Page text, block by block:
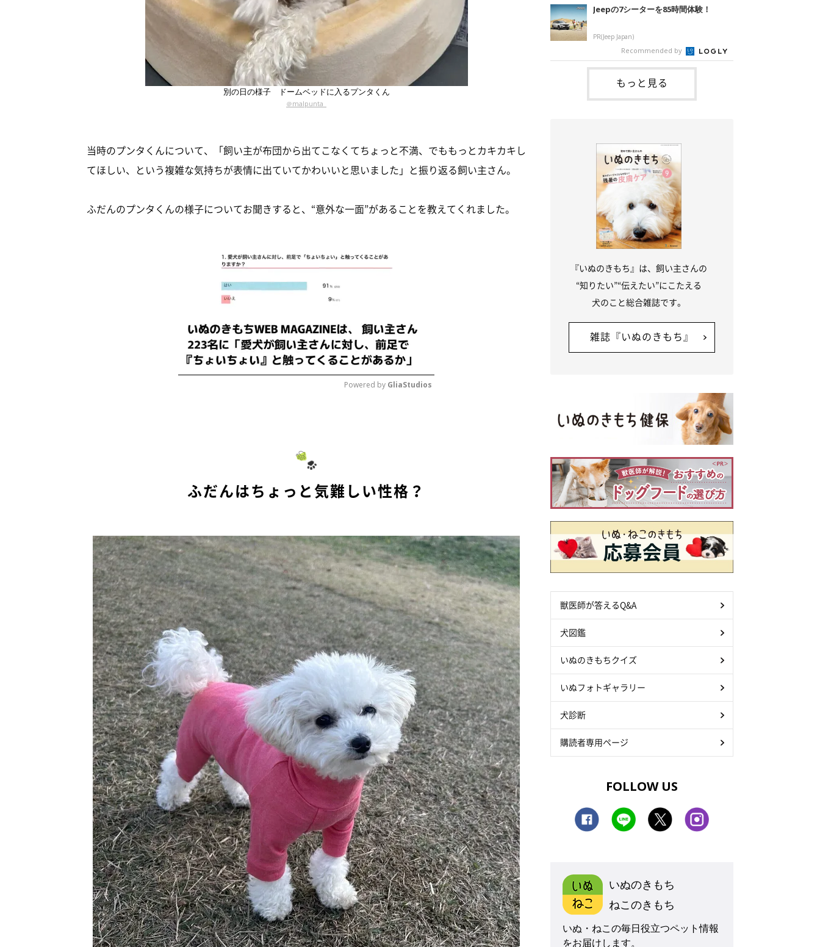
別の日の様子 ドームベッドに入るプンタくん
＠malpunta_
当時のプンタくんについて、「飼い主が布団から出てこなくてちょっと不満、でももっとカキカキし
てほしい、という複雑な気持ちが表情に出ていてかわいいと思いました」と振り返る飼い主さん。
ふだんのプンタくんの様子についてお聞きすると、“意外な一面”があることを教えてくれました。
Powered by GliaStudios
ふだんはちょっと気難しい性格？
真ギャラリーーー夏に愛犬の活動量が減る
としてどのようなこ
と不安になることもあります。今回は、犬
が急に走り回る理由や見極め方などについ
先生に伺いました。犬が急に走り回るのは
よくある行動？いぬのきもち投稿写真ギャ
ラリー犬が突然走り回る行動は、必ずしも
珍しいものではないと考えられています。
体にたまったエ
はありませんか？ 何度もチラチラ見られ
ると、「何か気になることがあるの？」
ことがあるかもしれません。愛犬が歩きな
がら飼い主さんを振り返るしぐさには、ど
んな気持ちが隠れているのでしょうか。今
回は、犬が散歩中に飼い主さんを確認する
理由や注意すべきサインの見極めかた、対
応のポイントなどについて、いぬのきもち
獣医師相談室の原 駿太朗先生に伺いまし
Jeepの7シーターを85時間体験！
PR(Jeep Japan)
Recommended by
もっと見る
『いぬのきもち』は、飼い主さんの
“知りたい”“伝えたい”にこたえる
犬のこと総合雑誌です。
雑誌『いぬのきもち』
獣医師が答えるQ&A
犬図鑑
いぬのきもちクイズ
いぬフォトギャラリー
犬診断
購読者専用ページ
FOLLOW US
いぬのきもち
ねこのきもち
いぬ・ねこの毎日役立つペット情報
をお届けします。